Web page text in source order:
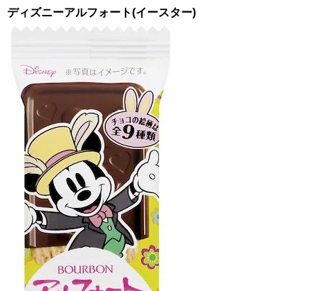
ディズニーアルフォート(イースター)